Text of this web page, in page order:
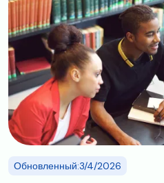
Обновленный:3/4/2026